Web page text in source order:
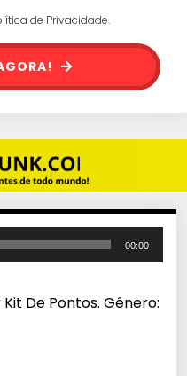
de Privacidade.
00:00
De Pontos. Gênero: